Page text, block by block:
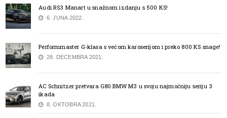
Audi RS3 Manart u snažnom izdanju s 500 KS!
6. JUNA 2022.
Performmaster G-klasa s većom karoserijom i preko 800 KS snage!
28. DECEMBRA 2021.
AC Schnitzer pretvara G80 BMW M3 u svoju najmoćniju seriju 3
ikada
8. OKTOBRA 2021.